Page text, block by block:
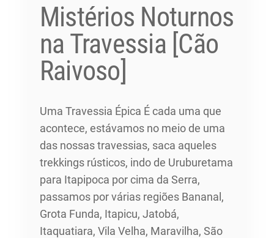
Mistérios Noturnos
na Travessia [Cão
Raivoso]
Uma Travessia Épica É cada uma que
acontece, estávamos no meio de uma
das nossas travessias, saca aqueles
trekkings rústicos, indo de Uruburetama
para Itapipoca por cima da Serra,
passamos por várias regiões Bananal,
Grota Funda, Itapicu, Jatobá,
Itaquatiara, Vila Velha, Maravilha, São